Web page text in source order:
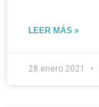
LEER MÁS »
28 enero 2021